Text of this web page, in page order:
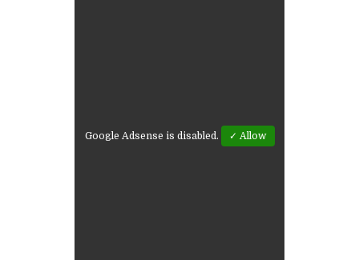
Google Adsense is disabled. ✓ Allow